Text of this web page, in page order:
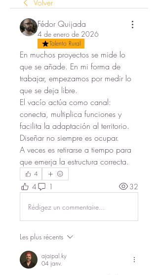
Volver
Fédor Quijada
4 de enero de 2026
Talento Rural
En muchos proyectos se mide lo
que se añade. En mi forma de
trabajar, empezamos por medir lo
que se deja libre.
El vacío actúa como canal:
conecta, multiplica funciones y
facilita la adaptación al territorio.
Diseñar no siempre es ocupar.
A veces es retirarse a tiempo para
que emerja la estructura correcta.
4
4 1 32
Rédigez un commentaire...
Les plus récents
ajaipal.ky
04 janv.